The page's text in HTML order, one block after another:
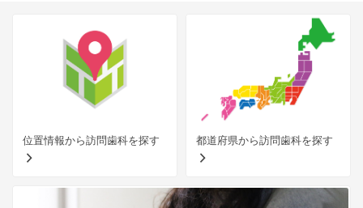
位置情報から訪問歯科を探す 都道府県から訪問歯科を探す